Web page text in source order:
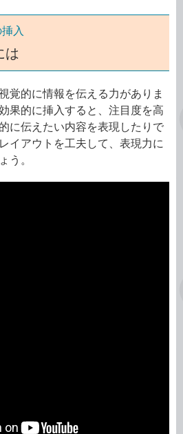
入
は
覚的に情報を伝える力がありま
果的に挿入すると、注目度を高
に伝えたい内容を表現したりで
イアウトを工夫して、表現力に
う。